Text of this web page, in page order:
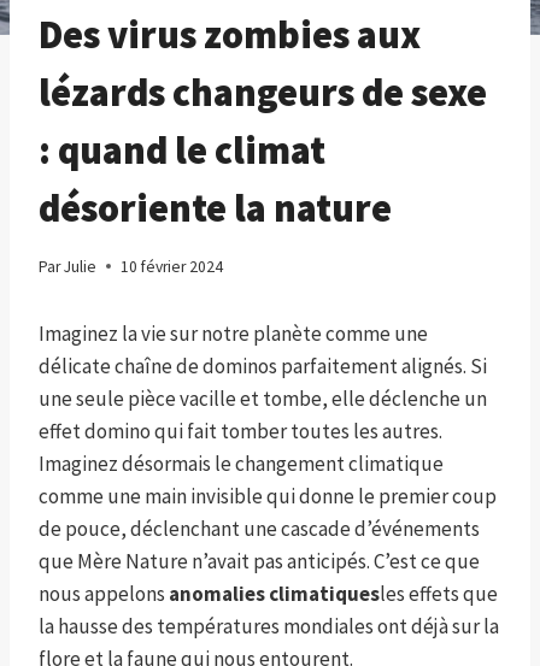
Des virus zombies aux
lézards changeurs de sexe
: quand le climat
désoriente la nature
ParJulie 10 février 2024
Imaginez la vie sur notre planète comme une
délicate chaîne de dominos parfaitement alignés. Si
une seule pièce vacille et tombe, elle déclenche un
effet domino qui fait tomber toutes les autres.
Imaginez désormais le changement climatique
comme une main invisible qui donne le premier coup
de pouce, déclenchant une cascade d’événements
que Mère Nature n’avait pas anticipés. C’est ce que
nous appelons anomalies climatiquesles effets que
la hausse des températures mondiales ont déjà sur la
flore et la faune qui nous entourent.